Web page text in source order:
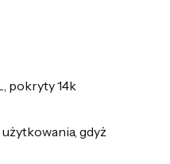
pokryty 14k
gdyż